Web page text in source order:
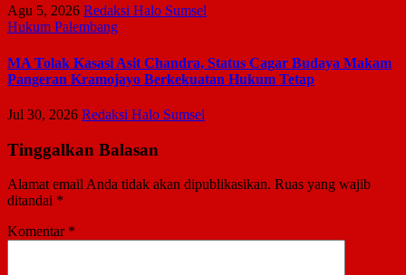
Agu 5, 2026 Redaksi Halo Sumsel
Hukum Palembang
MA Tolak Kasasi Asit Chandra, Status Cagar Budaya Makam
Pangeran Kramojayo Berkekuatan Hukum Tetap
Jul 30, 2026 Redaksi Halo Sumsel
Tinggalkan Balasan
Alamat email Anda tidak akan dipublikasikan. Ruas yang wajib
ditandai *
Komentar *